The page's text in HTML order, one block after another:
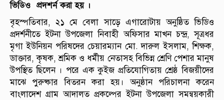
ভিডিও প্রদশর্ন করা হয় ।
বৃহস্পতিবার, ২১ মে বেলা সাড়ে এগারোটায় অনুষ্ঠিত ভিডিও
প্রদর্শনীতে ইটনা উপজেলা নিবাহী অফিসার মাখন চন্দ্র, সূত্রধর
মৃগা ইউনিয়ন পরিষদের চেয়ারম্যান মো. দারুল ইসলাম, শিক্ষক,
ডাক্তার, কৃষক, শ্রমিক ও ধর্মীয় নেতাসহ বিভিন্ন শ্রেণি পেশার মানুষ
উপস্থিত ছিলেন । পরে এক কুইজ প্রতিযোগিতায় শ্রেষ্ঠ বিজয়ীদের
মাঝে পুরুষ্কার বিতরন করা হয়। অনুষ্ঠান পরিচালনা করেন
বাংলাদেশ গ্রাম আদালত প্রকল্পের ইটনা উপজেলা সমন্বয়কারী